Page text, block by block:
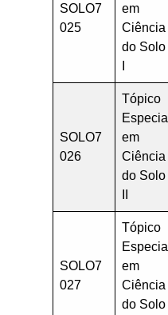
SOLO7
025
em
Ciência
do Solo
SOLO7
026
Tópico
Especial
em
Ciência
do Solo
SOLO7
027
Tópico
Especial
em
Ciência
do Solo